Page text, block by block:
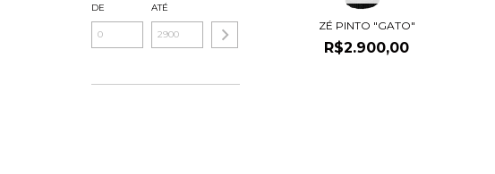
DE ATÉ
ZÉ PINTO "GATO"
R$2.900,00